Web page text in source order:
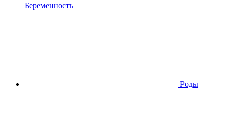
Беременность
Роды